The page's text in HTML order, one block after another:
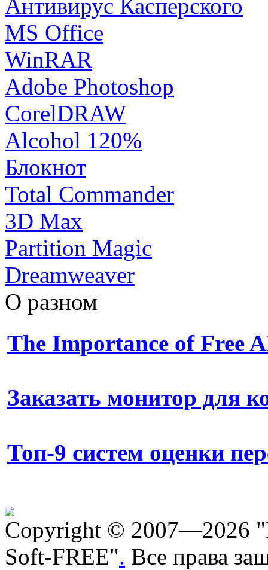
Антивирус Касперского
MS Office
WinRAR
Adobe Photoshop
CorelDRAW
Alcohol 120%
Блокнот
Total Commander
3D Max
Partition Magic
Dreamweaver
О разном
The Importance of Free
Заказать монитор для
Топ-9 систем оценки
Copyright © 2007—2026
Soft-FREE". Все права